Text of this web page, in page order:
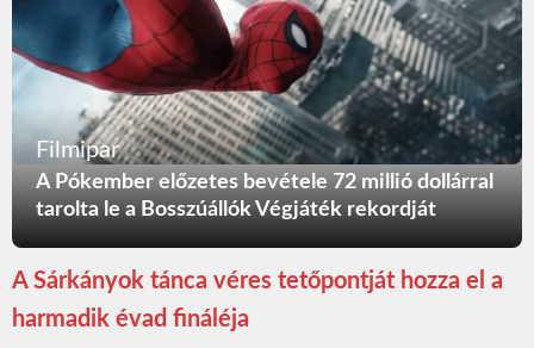
Filmipar
A Pókember előzetes bevétele 72 millió dollárral
tarolta le a Bosszúállók Végjáték rekordját
A Sárkányok tánca véres tetőpontját hozza el a
harmadik évad fináléja